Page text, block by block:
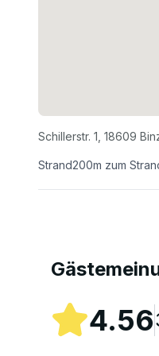
Schillerstr. 1 18609
Strand200m zum
4.56